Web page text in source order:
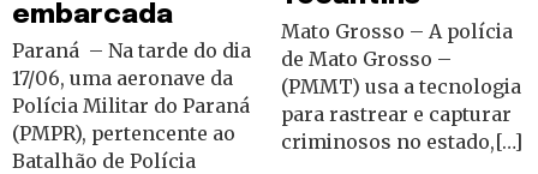
embarcada
Paraná – Na tarde do dia
17/06, uma aeronave da
Polícia Militar do Paraná
(PMPR), pertencente ao
Batalhão de Polícia
Mato Grosso – A polícia
de Mato Grosso –
(PMMT) usa a tecnologia
para rastrear e capturar
criminosos no estado,[…]